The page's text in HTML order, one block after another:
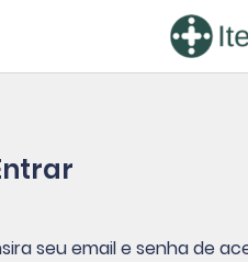
seu email e senha de